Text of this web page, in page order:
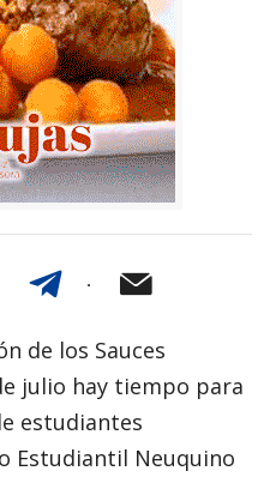
de los Sauces
julio hay tiempo para
estudiantes
Estudiantil Neuquino